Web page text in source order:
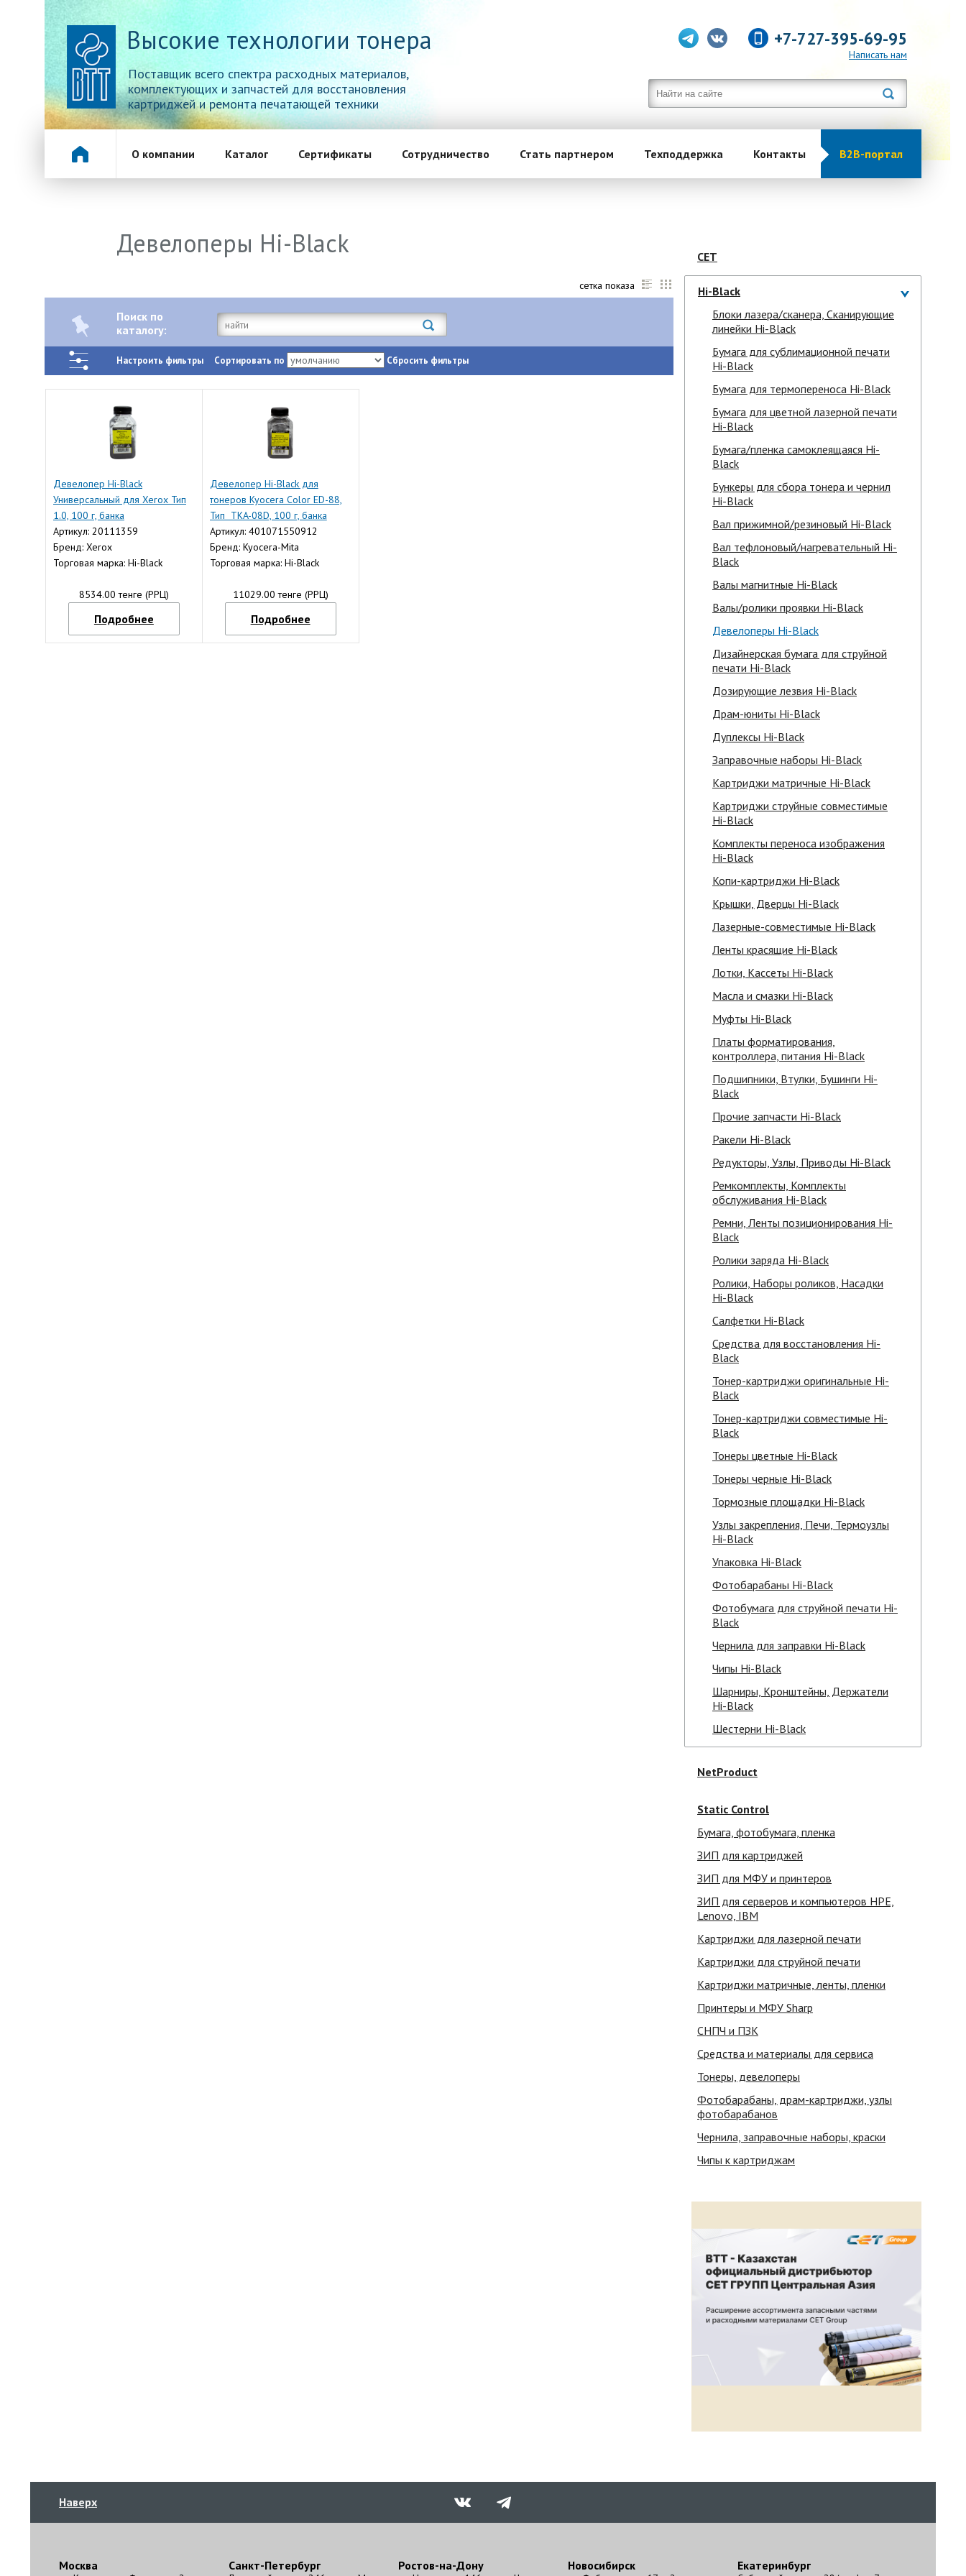
Высокие технологии тонера
Поставщик всего спектра расходных материалов,
комплектующих и запчастей для восстановления
картриджей и ремонта печатающей техники
+7-727-395-69-95
Написать нам
О компании Каталог Сертификаты Сотрудничество Стать партнером Техподдержка Контакты B2B-портал
Девелоперы Hi-Black
сетка показа
Поиск по
каталогу:
Настроить фильтры Сортировать по Сбросить фильтры
Девелопер Hi-Black
Универсальный для Xerox Тип
1.0, 100 г, банка
Артикул: 20111359
Бренд: Xerox
Торговая марка: Hi-Black
8534.00 тенге (РРЦ)
Подробнее
Девелопер Hi-Black для
тонеров Kyocera Color ED-88,
Тип TKA-08D, 100 г, банка
Артикул: 401071550912
Бренд: Kyocera-Mita
Торговая марка: Hi-Black
11029.00 тенге (РРЦ)
Подробнее
CET
Hi-Black
Блоки лазера/сканера, Сканирующие
линейки Hi-Black
Бумага для сублимационной печати
Hi-Black
Бумага для термопереноса Hi-Black
Бумага для цветной лазерной печати
Hi-Black
Бумага/пленка самоклеящаяся Hi-
Black
Бункеры для сбора тонера и чернил
Hi-Black
Вал прижимной/резиновый Hi-Black
Вал тефлоновый/нагревательный Hi-
Black
Валы магнитные Hi-Black
Валы/ролики проявки Hi-Black
Девелоперы Hi-Black
Дизайнерская бумага для струйной
печати Hi-Black
Дозирующие лезвия Hi-Black
Драм-юниты Hi-Black
Дуплексы Hi-Black
Заправочные наборы Hi-Black
Картриджи матричные Hi-Black
Картриджи струйные совместимые
Hi-Black
Комплекты переноса изображения
Hi-Black
Копи-картриджи Hi-Black
Крышки, Дверцы Hi-Black
Лазерные-совместимые Hi-Black
Ленты красящие Hi-Black
Лотки, Кассеты Hi-Black
Масла и смазки Hi-Black
Муфты Hi-Black
Платы форматирования,
контроллера, питания Hi-Black
Подшипники, Втулки, Бушинги Hi-
Black
Прочие запчасти Hi-Black
Ракели Hi-Black
Редукторы, Узлы, Приводы Hi-Black
Ремкомплекты, Комплекты
обслуживания Hi-Black
Ремни, Ленты позиционирования Hi-
Black
Ролики заряда Hi-Black
Ролики, Наборы роликов, Насадки
Hi-Black
Салфетки Hi-Black
Средства для восстановления Hi-
Black
Тонер-картриджи оригинальные Hi-
Black
Тонер-картриджи совместимые Hi-
Black
Тонеры цветные Hi-Black
Тонеры черные Hi-Black
Тормозные площадки Hi-Black
Узлы закрепления, Печи, Термоузлы
Hi-Black
Упаковка Hi-Black
Фотобарабаны Hi-Black
Фотобумага для струйной печати Hi-
Black
Чернила для заправки Hi-Black
Чипы Hi-Black
Шарниры, Кронштейны, Держатели
Hi-Black
Шестерни Hi-Black
NetProduct
Static Control
Бумага, фотобумага, пленка
ЗИП для картриджей
ЗИП для МФУ и принтеров
ЗИП для серверов и компьютеров HPE,
Lenovo, IBM
Картриджи для лазерной печати
Картриджи для струйной печати
Картриджи матричные, ленты, пленки
Принтеры и МФУ Sharp
СНПЧ и ПЗК
Средства и материалы для сервиса
Тонеры, девелоперы
Фотобарабаны, драм-картриджи, узлы
фотобарабанов
Чернила, заправочные наборы, краски
Чипы к картриджам
Наверх
Москва Санкт-Петербург Ростов-на-Дону Новосибирск Екатеринбург